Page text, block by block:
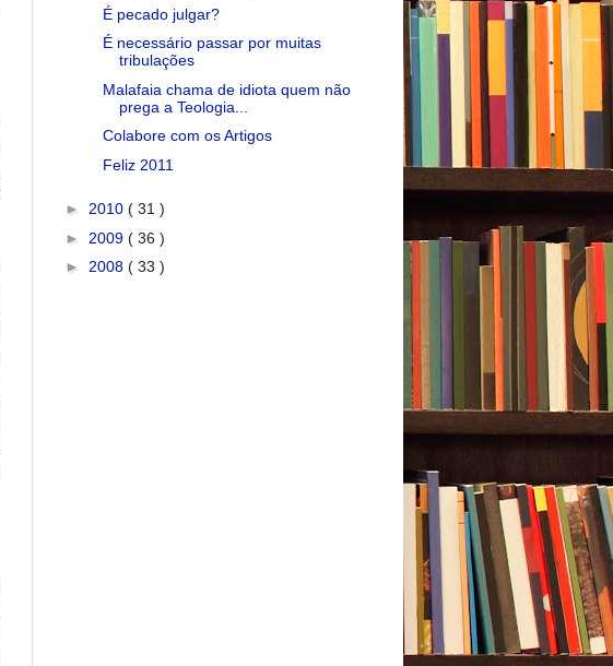
É pecado julgar?
É necessário passar por muitas
tribulações
Malafaia chama de idiota quem não
prega a Teologia...
Colabore com os Artigos
Feliz 2011
► 2010 ( 31 )
► 2009 ( 36 )
► 2008 ( 33 )